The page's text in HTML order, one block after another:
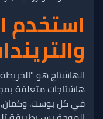
استخدم
الهاشتاج هو
هاشتاجات متعلقة
في كل بوست. وكمان،